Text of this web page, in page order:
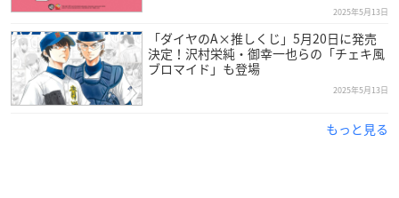
2025年5月13日
「ダイヤのA×推しくじ」5月20日に発売
決定！沢村栄純・御幸一也らの「チェキ風
ブロマイド」も登場
2025年5月13日
もっと見る